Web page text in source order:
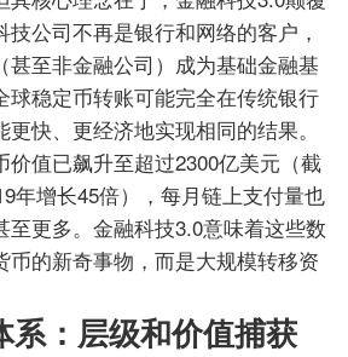
公司不再是银行和网络的客户，
甚至非金融公司）成为基础金融基
球稳定币转账可能完全在传统银行
快、更经济地实现相同的结果。
价值已飙升至超过2300亿美元（截
年增长45倍），每月链上支付量也
至更多。金融科技3.0意味着这些数
币的新奇事物，而是大规模转移资
系：层级和价值捕获